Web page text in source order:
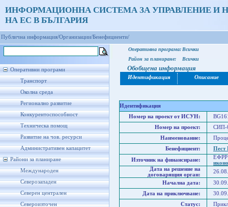
ИНФОРМАЦИОННА СИСТЕМА ЗА УПРАВЛЕНИЕ И
НА ЕС В БЪЛГАРИЯ
Публична информация/Организации/Бенефициенти/
Оперативни програми
Транспорт
Околна среда
Регионално развитие
Конкурентоспособност
Техническа помощ
Развитие на чов. ресурси
Административен капацитет
Райони за планиране
Международен
Северозападен
Северен централен
Североизточен
Оперативна програма: Всички
Район за планиране:
Всички
Обобщена информация
Идентификация Описание
Идентификация
Номер на проект от ИСУН:
Номер на проект:
СИП-
Наименование:
Бенефициент:
Пест
Източник на финансиране:
Дата на решение на
договарящия орган:
Начална дата:
Дата на приключване:
Статус: